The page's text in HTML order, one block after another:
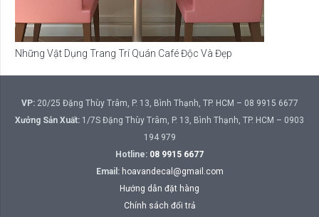
Những Vật Dụng Trang Trí Quán Café Độc Và Đẹp
VP:20/25 Đặng Thùy Trâm, P. 13, Bình Thạnh, TP. HCM – 08 9915 6677
Xưởng Sản Xuất: 1/7S Đặng Thùy Trâm, P. 13, Bình Thạnh, TP. HCM – 0903
194 979
Hotline: 08 9915 6677
Email: hoavandecal@gmail.com
Hướng dẫn đặt hàng
Chính sách đổi trả